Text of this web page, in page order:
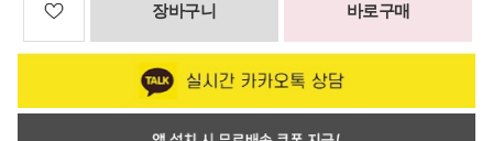
장바구니 바로구매